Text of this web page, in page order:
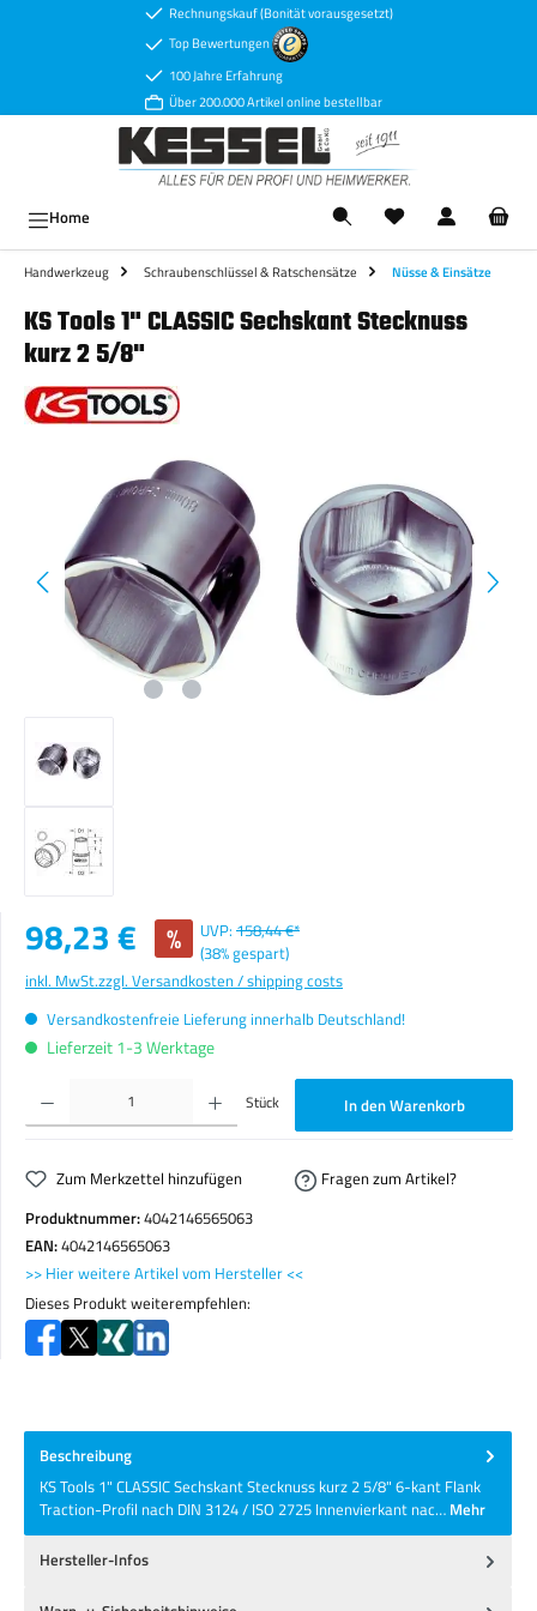
Zum Hauptinhalt springenRechnungskauf (Bonität vorausgesetzt)
Top Bewertungen
100 Jahre Erfahrung
Über 200.000 Artikel online bestellbar
Home
Handwerkzeug Schraubenschlüssel & Ratschensätze Nüsse & Einsätze
KS Tools 1" CLASSIC Sechskant Stecknuss
kurz 2 5/8"
Bildergalerie überspringen
Verkaufspreis:
98,23 € % UVP: 158,44 €*
(38% gespart)
inkl. MwSt.zzgl. Versandkosten / shipping costs
Versandkostenfreie Lieferung innerhalb Deutschland!
Lieferzeit 1-3 Werktage
Produkt Anzahl: Gib den gewünschten Wert ein oder benutze die Schaltflächen um die Anzahl zu
Stück In den Warenkorb
Zum Merkzettel hinzufügen
Fragen zum Artikel?
Produktnummer:4042146565063
EAN:4042146565063
>> Hier weitere Artikel vom Hersteller <<
Dieses Produkt weiterempfehlen:
Beschreibung
KS Tools 1" CLASSIC Sechskant Stecknuss kurz 2 5/8" 6-kant Flank
Traction-Profil nach DIN 3124 / ISO 2725 Innenvierkant nac… Mehr
Hersteller-Infos